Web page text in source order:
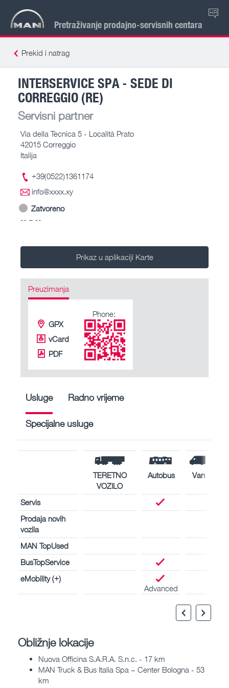
Pretraživanje prodajno-servisnih centara
HR
Prekid i natrag
INTERSERVICE SPA - SEDE DI
CORREGGIO (RE)
Servisni partner
Via della Tecnica 5 - Località Prato
42015 Correggio
Italija
+39(0522)1361174
info@xxxx.xy
Zatvoreno
-- – --
Prikaz u aplikaciji Karte
Preuzimanja
GPX
vCard
PDF
Phone:
Usluge Radno vrijeme
Specijalne usluge
TERETNO
VOZILO
Autobus Van
Servis
Prodaja novih
vozila
MAN TopUsed
BusTopService
eMobility (+)
Advanced
Obližnje lokacije
Nuova Officina S.A.R.A. S.n.c. - 17 km
MAN Truck & Bus Italia Spa – Center Bologna - 53
km